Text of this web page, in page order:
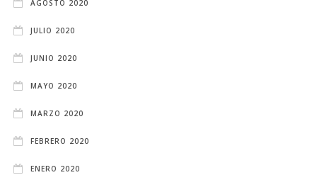
AGOSTO 2020
JULIO 2020
JUNIO 2020
MAYO 2020
MARZO 2020
FEBRERO 2020
ENERO 2020